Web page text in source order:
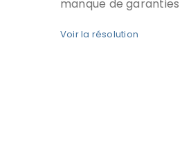
manque de garanties
Voir la résolution